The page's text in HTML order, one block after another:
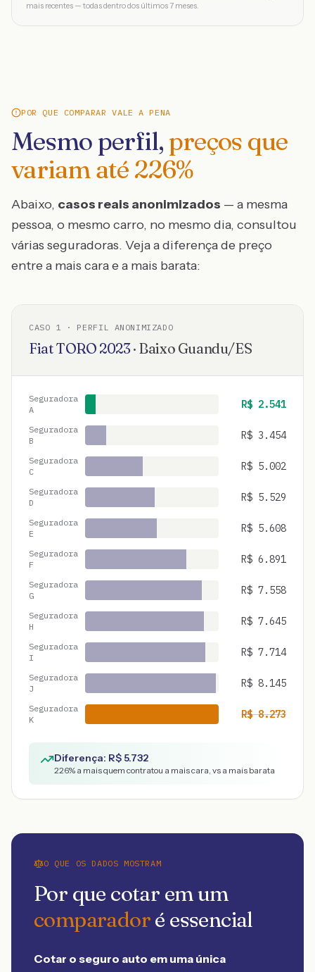
mais recentes — todas dentro dos últimos 7 meses.
POR QUE COMPARAR VALE A PENA
Mesmo perfil, preços que
variam até 226%
Abaixo, casos reais anonimizados — a mesma
pessoa, o mesmo carro, no mesmo dia, consultou
várias seguradoras. Veja a diferença de preço
entre a mais cara e a mais barata:
CASO 1 · PERFIL ANONIMIZADO
FiatTORO 2023· Baixo Guandu/ES
Seguradora
A
R$ 2.541
Seguradora
B
R$ 3.454
Seguradora
C
R$ 5.002
Seguradora
D
R$ 5.529
Seguradora
E
R$ 5.608
Seguradora
F
R$ 6.891
Seguradora
G
R$ 7.558
Seguradora
H
R$ 7.645
Seguradora
I
R$ 7.714
Seguradora
J
R$ 8.145
Seguradora
K
R$8.273
Diferença: R$5.732
226% a mais quem contratou a mais cara, vs a mais barata
O QUE OS DADOS MOSTRAM
Por que cotar em um
comparadoré essencial
Cotar o seguro auto em uma única